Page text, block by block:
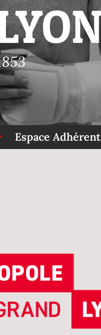
Espace Adhérent